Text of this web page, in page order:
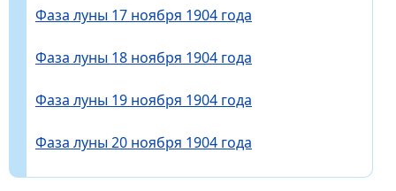
Фаза луны 17 ноября 1904 года
Фаза луны 18 ноября 1904 года
Фаза луны 19 ноября 1904 года
Фаза луны 20 ноября 1904 года